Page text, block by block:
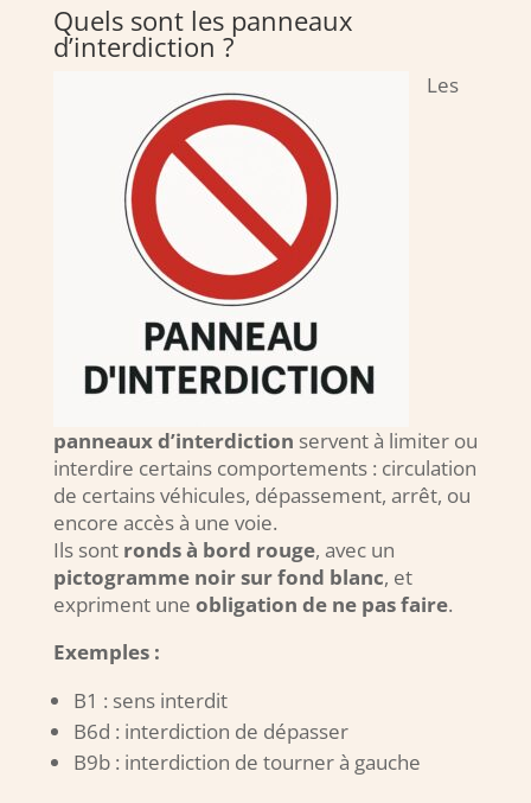
Quels sont les panneaux
d’interdiction ?
Les
panneaux d’interdiction servent à limiter ou
interdire certains comportements : circulation
de certains véhicules, dépassement, arrêt, ou
encore accès à une voie.
Ils sont ronds à bord rouge, avec un
pictogramme noir sur fond blanc, et
expriment une obligation de ne pas faire.
Exemples :
B1 : sens interdit
B6d : interdiction de dépasser
B9b : interdiction de tourner à gauche